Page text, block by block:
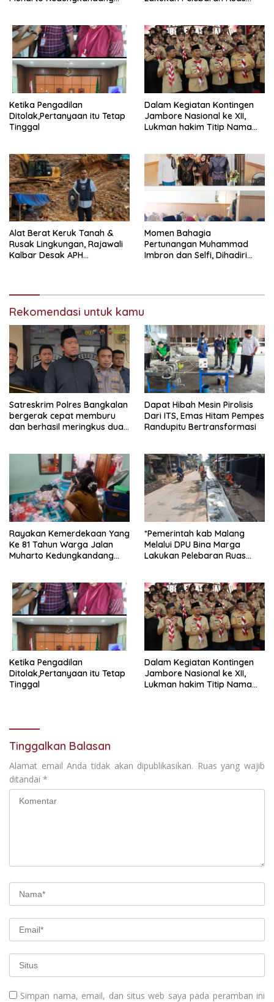
Ketika Pengadilan
Ditolak,Pertanyaan itu Tetap
Tinggal
Dalam Kegiatan Kontingen
Jambore Nasional ke XII,
Lukman hakim Titip Nama
Alat Berat Keruk Tanah &
Rusak Lingkungan, Rajawali
Kalbar Desak APH
Momen Bahagia
Pertunangan Muhammad
Imbron dan Selfi, Dihadiri
Rekomendasi untuk kamu
Satreskrim Polres Bangkalan
bergerak cepat memburu
dan berhasil meringkus dua
Sidoarjo dan HP (25) warga
Tulungagung.
Dapat Hibah Mesin Pirolisis
Dari ITS, Emas Hitam Pempes
Randupitu Bertransformasi
Rayakan Kemerdekaan Yang
Ke 81 Tahun Warga Jalan
Muharto Kedungkandang
*Pemerintah kab Malang
Melalui DPU Bina Marga
Lakukan Pelebaran Ruas
Ketika Pengadilan
Ditolak,Pertanyaan itu Tetap
Tinggal
Dalam Kegiatan Kontingen
Jambore Nasional ke XII,
Lukman hakim Titip Nama
Tinggalkan Balasan
Alamat email Anda tidak akan dipublikasikan. Ruas yang wajib
ditandai *
Simpan nama, email, dan situs web saya pada peramban ini